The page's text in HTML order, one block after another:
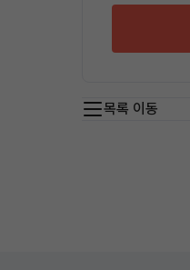
목록 이동